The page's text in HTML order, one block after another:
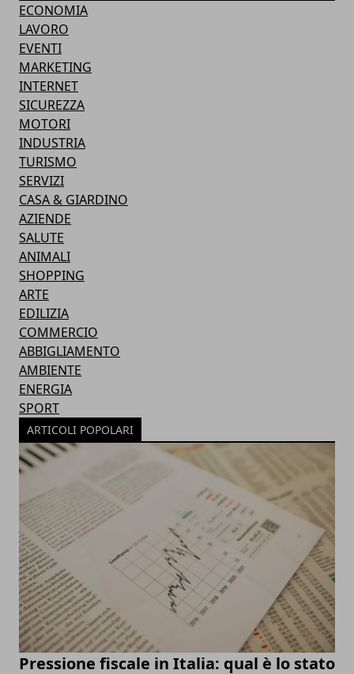
ECONOMIA
LAVORO
EVENTI
MARKETING
INTERNET
SICUREZZA
MOTORI
INDUSTRIA
TURISMO
SERVIZI
CASA & GIARDINO
AZIENDE
SALUTE
ANIMALI
SHOPPING
ARTE
EDILIZIA
COMMERCIO
ABBIGLIAMENTO
AMBIENTE
ENERGIA
SPORT
ARTICOLI POPOLARI
Pressione fiscale in Italia: qual è lo stato